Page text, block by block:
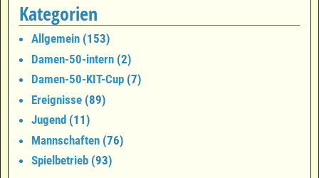
Kategorien
Allgemein (153)
Damen-50-intern (2)
Damen-50-KIT-Cup (7)
Ereignisse (89)
Jugend (11)
Mannschaften (76)
Spielbetrieb (93)